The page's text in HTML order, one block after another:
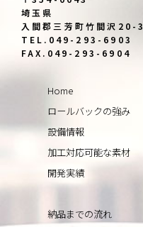
埼玉県
入間郡三芳町竹間沢20-3
TEL.049-293-6903
FAX.049-293-6904
Home
ロールバックの強み
設備情報
加工対応可能な素材
開発実績
納品までの流れ